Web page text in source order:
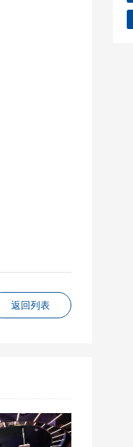
往后走就可
时¥188对比
带领你去到你
立的吧很干净
返回列表